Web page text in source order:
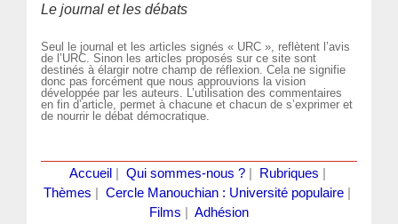
Le journal et les débats
Seul le journal et les articles signés « URC », reflètent l’avis
de l’URC. Sinon les articles proposés sur ce site sont
destinés à élargir notre champ de réflexion. Cela ne signifie
donc pas forcément que nous approuvions la vision
développée par les auteurs. L’utilisation des commentaires
en fin d’article, permet à chacune et chacun de s’exprimer et
de nourrir le débat démocratique.
Accueil Qui sommes-nous ?| Rubriques
Thèmes
Cercle Manouchian : Université populaire
Films
Adhésion